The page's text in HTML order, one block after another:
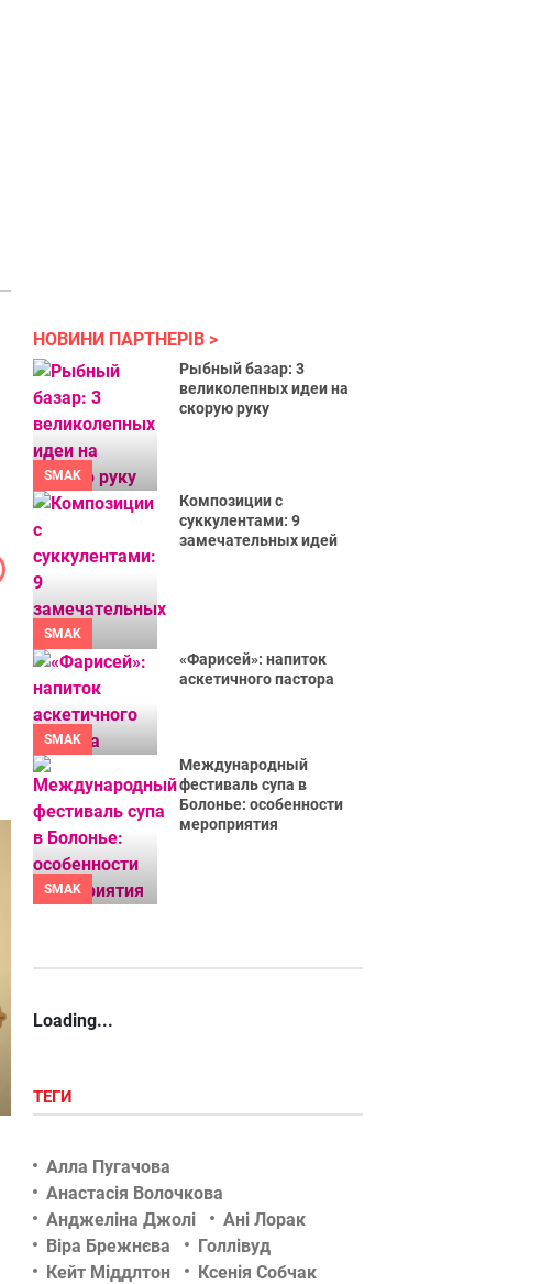
НОВИНИ ПАРТНЕРІВ
SMAK
Рыбный базар: 3
великолепных идеи на
скорую руку
SMAK
Композиции с
суккулентами: 9
замечательных идей
SMAK
«Фарисей»: напиток
аскетичного пастора
SMAK
Международный
фестиваль супа в
Болонье: особенности
мероприятия
Loading...
ТЕГИ
Алла Пугачова
Анастасія Волочкова
Анджеліна Джолі
Ані Лорак
Віра Брежнєва
Голлівуд
Кейт Міддлтон
Ксенія Собчак